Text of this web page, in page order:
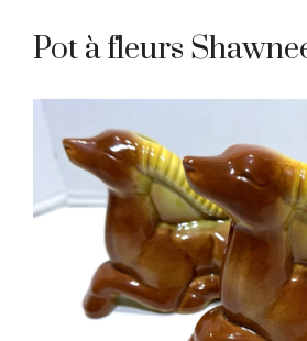
Pot à fleurs